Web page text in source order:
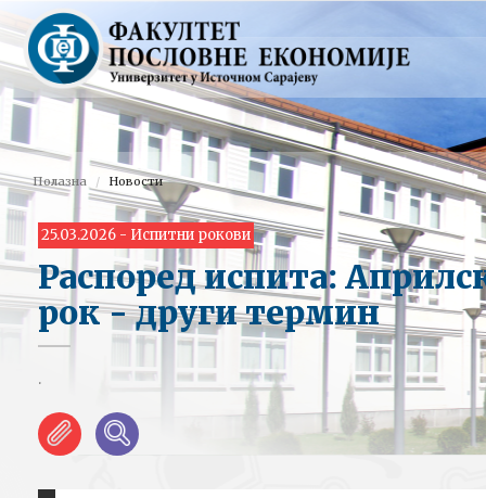
Полазна Новости
25.03.2026 - Испитни рокови
Распоред испита:
рок - други термин
.